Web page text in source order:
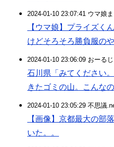
2024-01-10 23:07:41 ウマ娘
【ウマ娘】プライズく
けどそろそろ勝負服の
2024-01-10 23:06:09 おーる
石川県「みてください
きたゴミの山。こんな
2024-01-10 23:05:29 不思議
【画像】京都最大の部
いた。。